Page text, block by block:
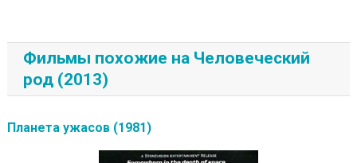
Фильмы похожие на Человеческий
род (2013)
Планета ужасов (1981)